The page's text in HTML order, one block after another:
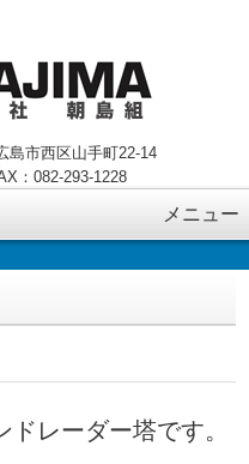
市西区山手町22-14
：082-293-1228
メニュー
レーダー塔です。